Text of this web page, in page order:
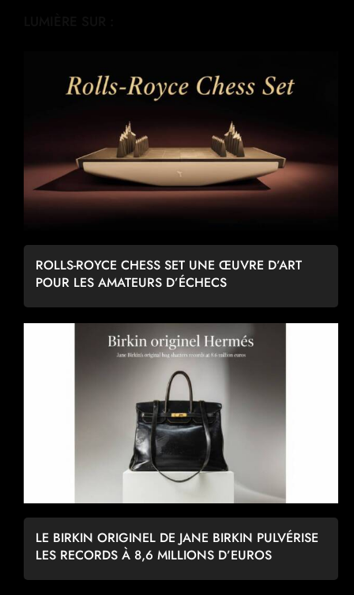
ROLLS-ROYCE CHESS SET UNE ŒUVRE D’ART
POUR LES AMATEURS D’ÉCHECS
LE BIRKIN ORIGINEL DE JANE BIRKIN PULVÉRISE
LES RECORDS À 8,6 MILLIONS D’EUROS